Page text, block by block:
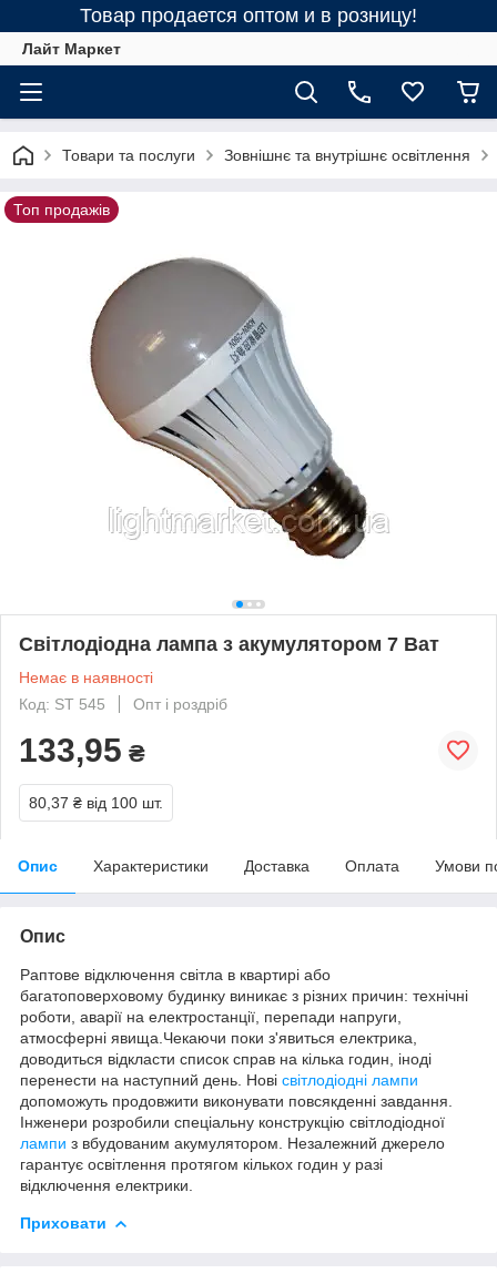
Товар продается оптом и в розницу!
Лайт Маркет
Товари та послуги Зовнішнє та внутрішнє освітлення
Топ продажів
Світлодіодна лампа з акумулятором 7 Ват
Немає в наявності
Код: ST 545
Опт і роздріб
133,95 ₴
80,37 ₴ від 100 шт.
Опис Характеристики Доставка Оплата Умови
Опис
Раптове відключення світла в квартирі або
багатоповерховому будинку виникає з різних причин: технічні
роботи, аварії на електростанції, перепади напруги,
атмосферні явища.Чекаючи поки з'явиться електрика,
доводиться відкласти список справ на кілька годин, іноді
перенести на наступний день. Нові світлодіодні лампи
допоможуть продовжити виконувати повсякденні завдання.
Інженери розробили спеціальну конструкцію світлодіодної
лампи з вбудованим акумулятором. Незалежний джерело
гарантує освітлення протягом кількох годин у разі
відключення електрики.
Приховати